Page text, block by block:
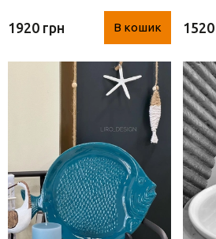
біле ( Easy Life, 35*29
см)
1920 грн В кошик